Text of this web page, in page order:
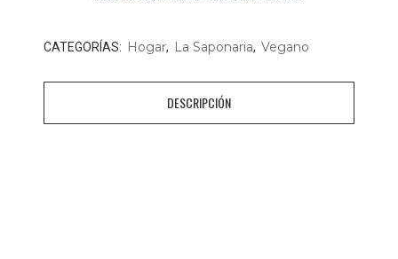
CATEGORÍAS: Hogar, La Saponaria, Vegano
DESCRIPCIÓN